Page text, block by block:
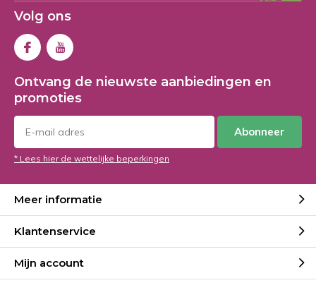
Volg ons
Ontvang de nieuwste aanbiedingen en
promoties
Abonneer
* Lees hier de wettelijke beperkingen
Meer informatie
Klantenservice
Mijn account